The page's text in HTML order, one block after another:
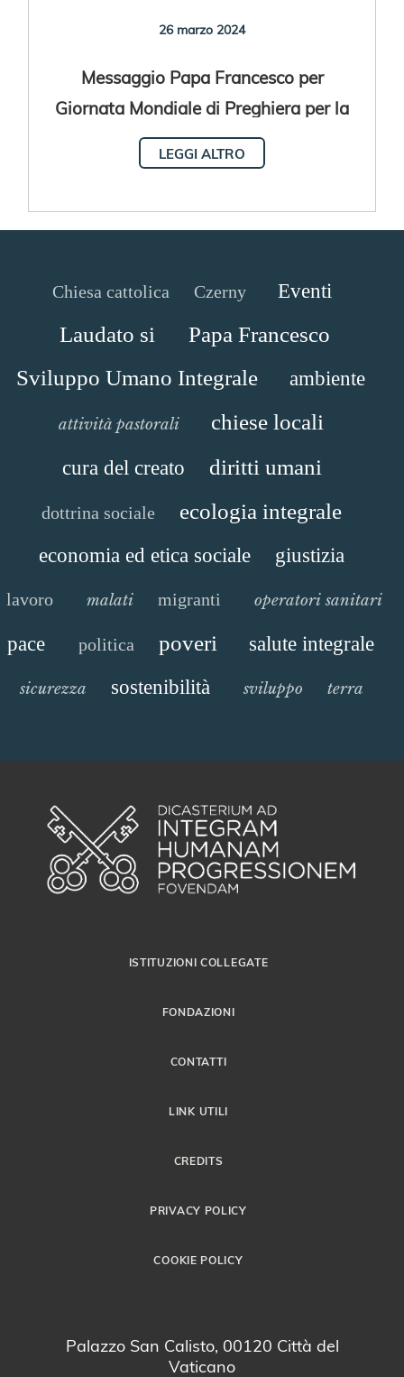
26 marzo 2024
Messaggio Papa Francesco per
Giornata Mondiale di Preghiera per la
Cura del Creato 2024
LEGGI ALTRO
Chiesa cattolica Czerny Eventi
Laudato si
Papa Francesco
Sviluppo Umano Integrale
ambiente
attività pastorali chiese locali
cura del creato diritti umani
dottrina sociale ecologia integrale
economia ed etica sociale giustizia
lavoro malati migranti operatori sanitari
pace politica poveri salute integrale
sicurezza sostenibilità sviluppo terra
ISTITUZIONI COLLEGATE
FONDAZIONI
CONTATTI
LINK UTILI
CREDITS
PRIVACY POLICY
COOKIE POLICY
Palazzo San Calisto, 00120 Città del
Vaticano